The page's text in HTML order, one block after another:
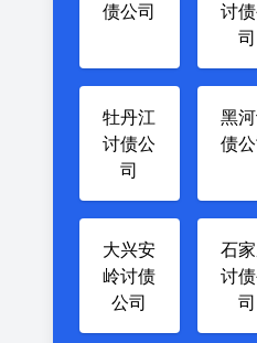
债公司
讨
司
牡丹江
讨债公
司
黑
债
大兴安
岭讨债
公司
石
讨
司